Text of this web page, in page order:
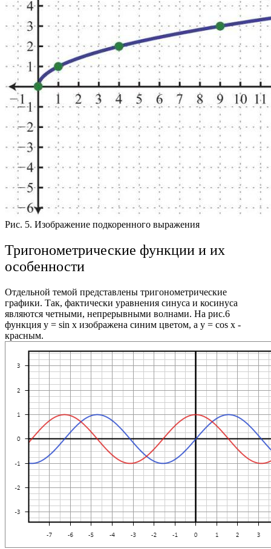
Рис. 5. Изображение подкоренного выражения
Тригонометрические функции и их
особенности
Отдельной темой представлены тригонометрические
графики. Так, фактически уравнения синуса и косинуса
являются четными, непрерывными волнами. На рис.6
функция y = sin x изображена синим цветом, а y = cos x -
красным.